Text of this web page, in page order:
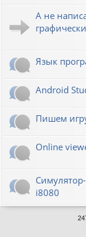
А не
Язык
Android
Пишем
Online
i8080